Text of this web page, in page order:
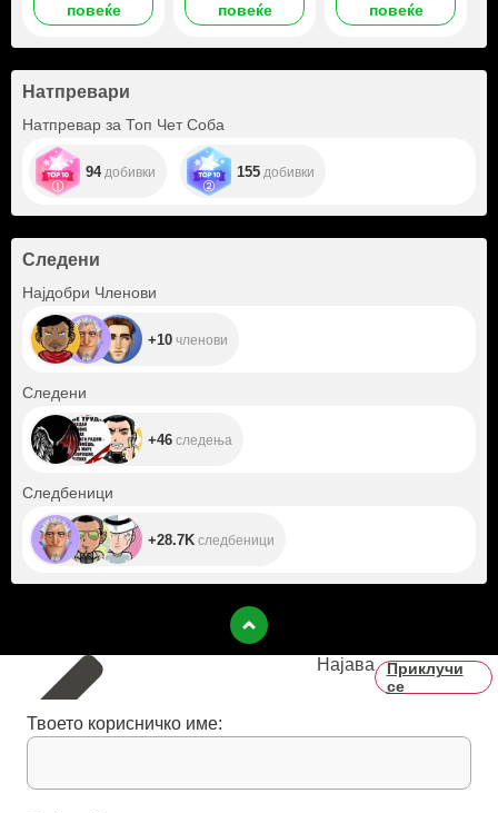
повеќе
повеќе
повеќе
Натпревари
Натпревар за Топ Чет Соба
94добивки 155 добивки
Следени
Најдобри Членови
+10 членови
Следени
+46 следења
Следбеници
+28.7K следбеници
Најава
Приклучи
се
Твоето корисничко име: